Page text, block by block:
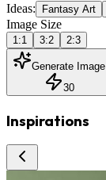
Ideas: Fantasy Art
Image Size
1:1 3:2 2:3
Generate Image
30
Inspirations